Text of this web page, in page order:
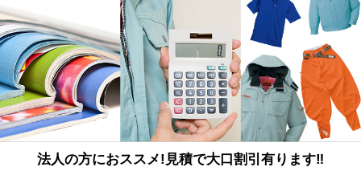
法人の方におススメ!見積で大口割引有ります‼